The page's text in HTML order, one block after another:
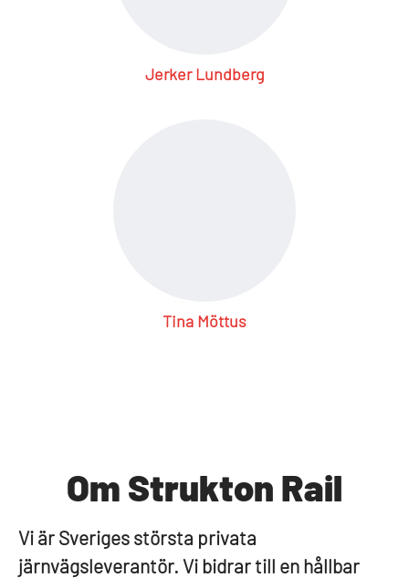
Jerker Lundberg
Tina Möttus
Om Strukton Rail
Vi är Sveriges största privata
järnvägsleverantör. Vi bidrar till en hållbar